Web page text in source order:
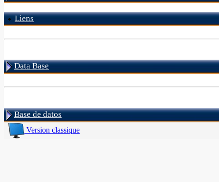
Liens
Data Base
Base de datos
Version classique